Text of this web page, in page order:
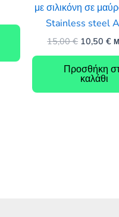
με σιλικόνη σε
Stainless steel
15,00€ Original
was:
15,00 €.
10,50€Η
Προσθήκη
καλάθι